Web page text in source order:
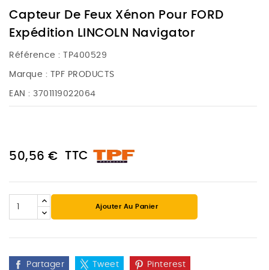
Capteur De Feux Xénon Pour FORD
Expédition LINCOLN Navigator
Référence : TP400529
Marque : TPF PRODUCTS
EAN : 3701119022064
50,56 € TTC
Ajouter Au Panier
Partager Tweet Pinterest